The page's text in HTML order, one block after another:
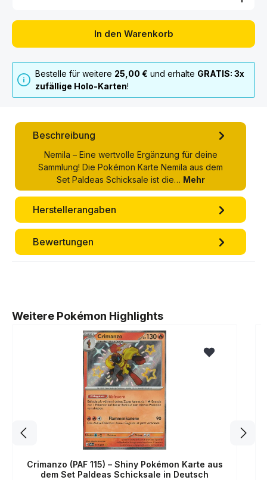
In den Warenkorb
Bestelle für weitere 25,00 € und erhalte GRATIS: 3x
zufällige Holo-Karten!
Beschreibung
Nemila – Eine wertvolle Ergänzung für deine
Sammlung! Die Pokémon Karte Nemila aus dem
Set Paldeas Schicksale ist die… Mehr
Herstellerangaben
Bewertungen
Produktgalerie überspringen
Weitere Pokémon Highlights
Crimanzo (PAF 115) – Shiny Pokémon Karte aus
dem Set Paldeas Schicksale in Deutsch